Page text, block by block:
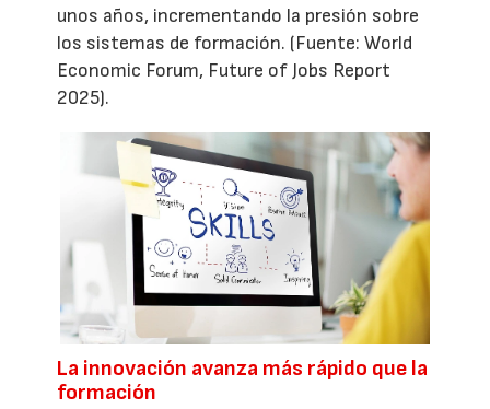
unos años, incrementando la presión sobre
los sistemas de formación. (Fuente: World
Economic Forum, Future of Jobs Report
2025).
La innovación avanza más rápido que la
formación